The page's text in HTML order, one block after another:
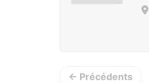
← Précédents